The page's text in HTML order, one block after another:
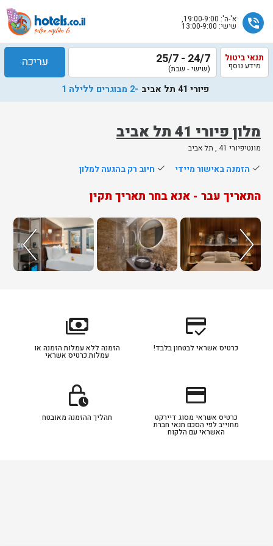
phone_in_talk א'-ה': 19:00-9:00,
שישי: 13:00-9:00
מלון פיורי 41 תל אביב
מונטיפיורי 41 , תל אביב
תנאי ביטול
מידע נוסף 24/7 - 25/7
(שישי - שבת) עריכה
פיורי 41 תל אביב -2 מבוגרים ללילה 1
done הזמנה באישור מיידי done חיוב רק בהגעה למלון
התאריך עבר - אנא בחר תאריך תקין
שלח
הוטלס
אליך
בשעות
הפעילות
credit_score
כרטיס אשראי לבטחון בלבד!
payments
הזמנה ללא עמלות הזמנה או
עמלות כרטיס אשראי
credit_card
כרטיס אשראי מסוג דיירקט
מחוייב לפי הסכם תנאי חברת
האשראי עם הלקוח
lock_clock
תהליך ההזמנה מאובטח